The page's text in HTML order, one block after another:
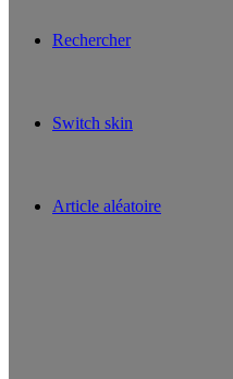
Rechercher
Switch skin
Article aléatoire